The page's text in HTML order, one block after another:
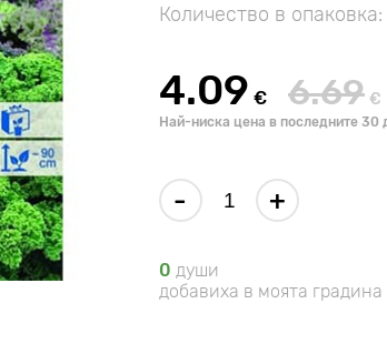
Количество в опаковка:
4.09 € 6.69 €
Най-ниска цена в последните 30
- +
0 души
добавиха в моята градина